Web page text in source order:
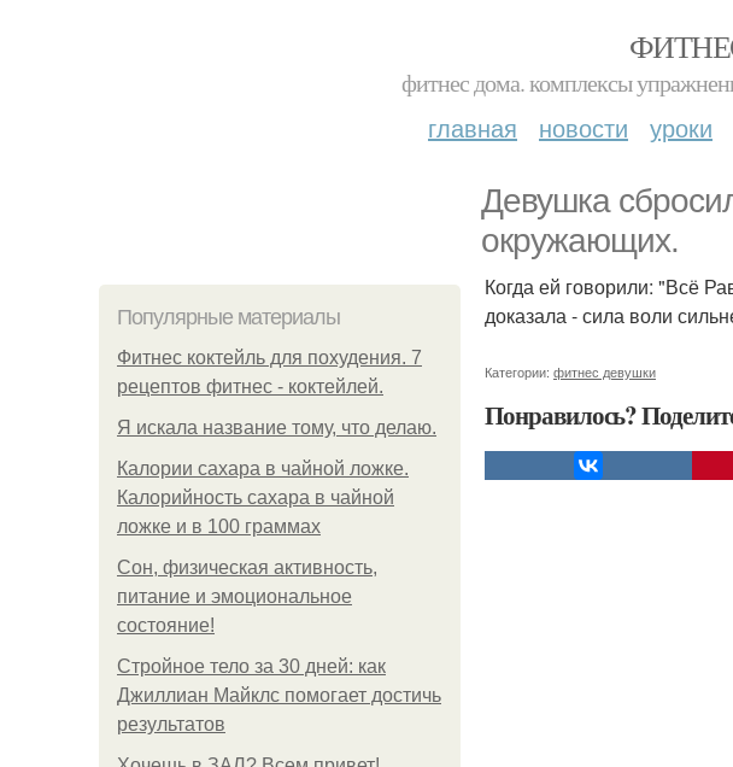
фитнес дома. комплексы
главная новости уроки
Девушка
окружающих.
Популярные материалы
Фитнес коктейль для похудения. 7
рецептов фитнес - коктейлей.
Я искала название тому, что делаю.
Калории сахара в чайной ложке.
Калорийность сахара в чайной
ложке и в 100 граммах
Сон, физическая активность,
питание и эмоциональное
состояние!
Стройное тело за 30 дней: как
Джиллиан Майклс помогает достичь
результатов
Когда ей говорили: "Всё
доказала - сила воли
Категории: фитнес девушки
Понравилось?